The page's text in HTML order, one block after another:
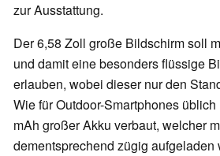
zur Ausstattung.
Der 6,58 Zoll große Bildschirm soll
und damit eine besonders flüssige
erlauben, wobei dieser nur den
Wie für Outdoor-Smartphones
mAh großer Akku verbaut, welcher
dementsprechend zügig aufgeladen